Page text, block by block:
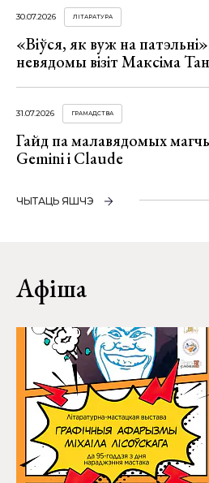
30.07.2026 ЛІТАРАТУРА
«Віўся, як вуж на
невядомы візіт Максіма
31.07.2026 ГРАМАДСТВА
Гайд па малавядомых
Gemini і Claude
ЧЫТАЦЬ ЯШЧЭ
Афіша